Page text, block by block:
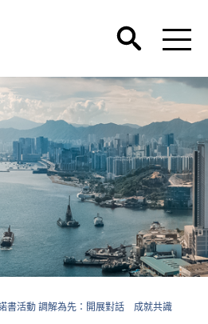
書活動 調解為先：開展對話 成就共識